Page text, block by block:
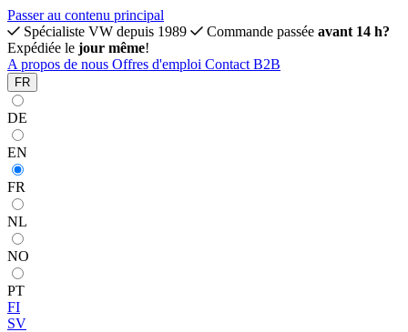
Passer au contenu principal
Spécialiste VW depuis 1989
Commande passée avant 14 h?
Expédiée le jour même!
A propos de nous Offres d'emploi Contact B2B
FR
DE
EN
FR
NL
NO
PT
FI
SV